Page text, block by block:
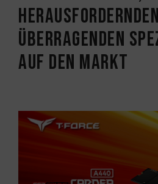
überragenden
auf den Markt